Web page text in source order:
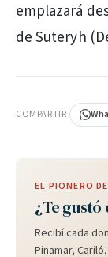
emplazará
de Suteryh
COMPARTIR
EL PIONERO
¿Te gustó
Recibí cada
Pinamar,